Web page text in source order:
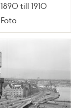
1890 till 1910
Foto